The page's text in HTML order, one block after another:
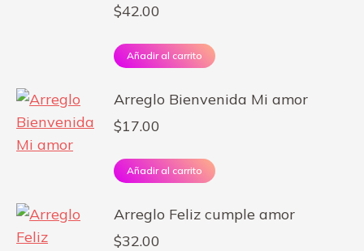
$42.00
Añadir al carrito
Arreglo Bienvenida Mi amor
$17.00
Añadir al carrito
Arreglo Feliz cumple amor
$32.00